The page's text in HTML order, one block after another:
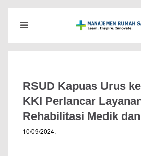
RSUD Kapuas Urus
KKI Perlancar
Rehabilitasi Medik
10/09/2024.